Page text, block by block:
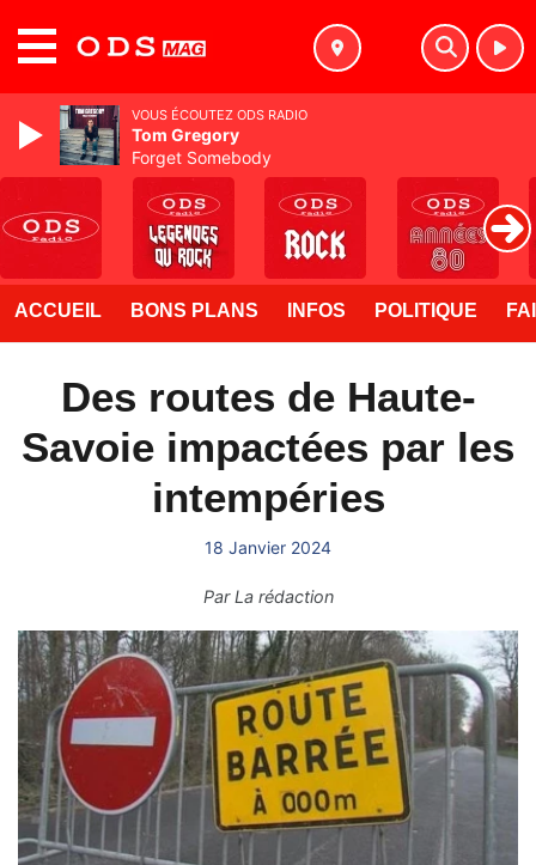
ACCUEIL BONS PLANS INFOS POLITIQUE
Des routes de Haute-
Savoie impactées par les
intempéries
18 Janvier 2024
ParLa rédaction
VOUS ÉCOUTEZ ODS RADIO
Tom Gregory
Forget Somebody